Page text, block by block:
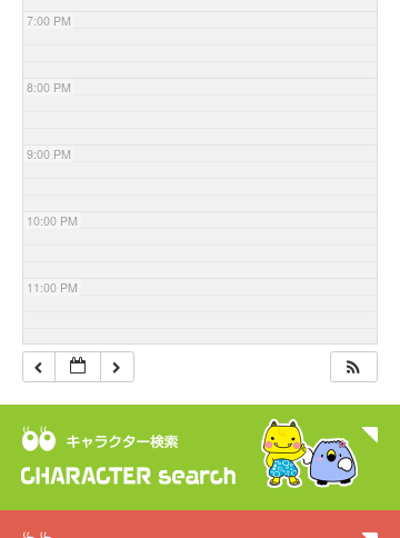
7:00 PM
8:00 PM
9:00 PM
10:00 PM
11:00 PM